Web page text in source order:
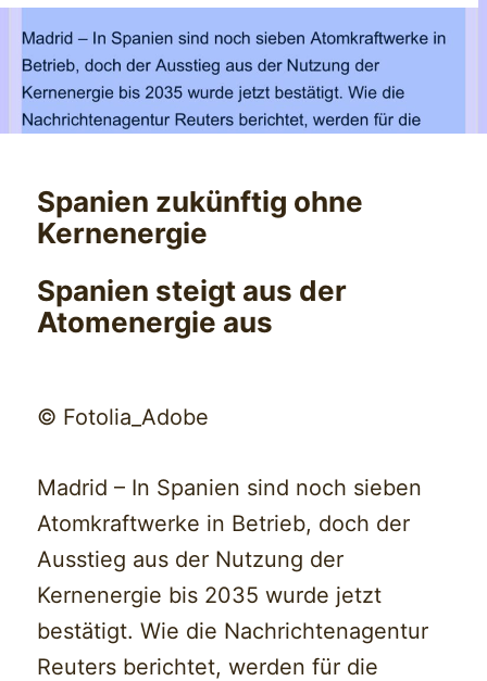
Spanien zukünftig ohne
Kernenergie
Spanien steigt aus der
Atomenergie aus
© Fotolia_Adobe
Madrid – In Spanien sind noch sieben
Atomkraftwerke in Betrieb, doch der
Ausstieg aus der Nutzung der
Kernenergie bis 2035 wurde jetzt
bestätigt. Wie die Nachrichtenagentur
Reuters berichtet, werden für die